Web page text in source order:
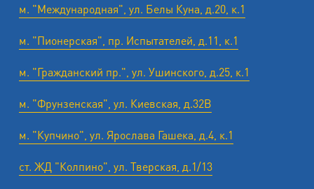
м. "Международная", ул. Белы Куна, д.20, к.1
м. "Пионерская", пр. Испытателей, д.11, к.1
м. "Гражданский пр.", ул. Ушинского, д.25, к.1
м. "Фрунзенская", ул. Киевская, д.32В
м. "Купчино", ул. Ярослава Гашека, д.4, к.1
ст. ЖД "Колпино", ул. Тверская, д.1/13